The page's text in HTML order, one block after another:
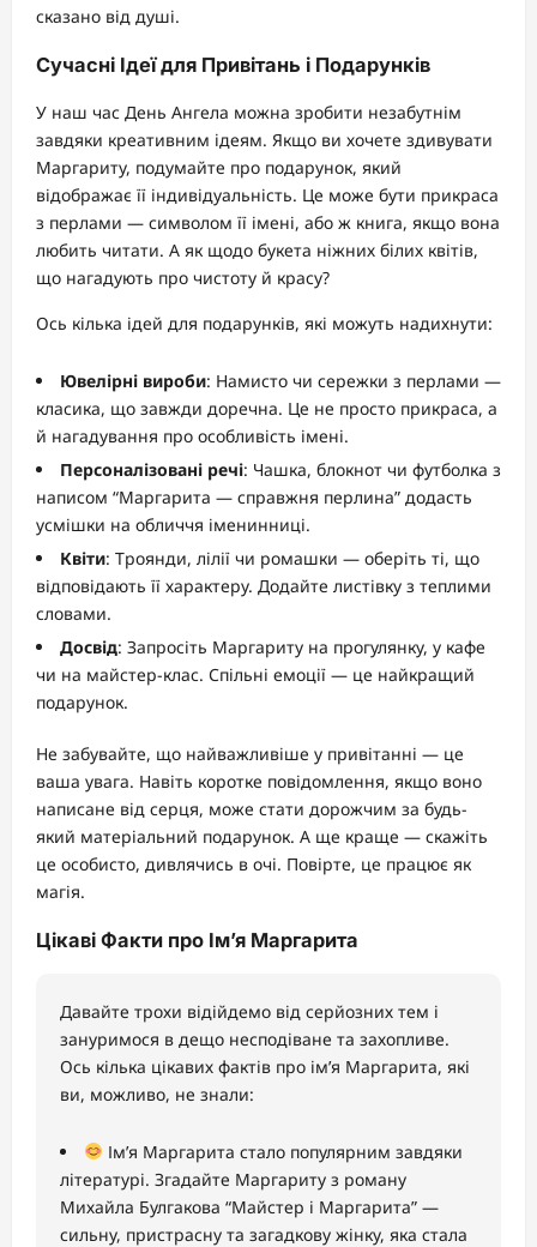
сказано від душі.
Сучасні Ідеї для Привітань і Подарунків
У наш час День Ангела можна зробити незабутнім
завдяки креативним ідеям. Якщо ви хочете здивувати
Маргариту, подумайте про подарунок, який
відображає її індивідуальність. Це може бути прикраса
з перлами — символом її імені, або ж книга, якщо вона
любить читати. А як щодо букета ніжних білих квітів,
що нагадують про чистоту й красу?
Ось кілька ідей для подарунків, які можуть надихнути:
Ювелірні вироби: Намисто чи сережки з перлами —
класика, що завжди доречна. Це не просто прикраса, а
й нагадування про особливість імені.
Персоналізовані речі: Чашка, блокнот чи футболка з
написом “Маргарита — справжня перлина” додасть
усмішки на обличчя іменинниці.
Квіти: Троянди, лілії чи ромашки — оберіть ті, що
відповідають її характеру. Додайте листівку з теплими
словами.
Досвід: Запросіть Маргариту на прогулянку, у кафе
чи на майстер-клас. Спільні емоції — це найкращий
подарунок.
Не забувайте, що найважливіше у привітанні — це
ваша увага. Навіть коротке повідомлення, якщо воно
написане від серця, може стати дорожчим за будь-
який матеріальний подарунок. А ще краще — скажіть
це особисто, дивлячись в очі. Повірте, це працює як
магія.
Цікаві Факти про Ім’я Маргарита
Давайте трохи відійдемо від серйозних тем і
зануримося в дещо несподіване та захопливе.
Ось кілька цікавих фактів про ім’я Маргарита, які
ви, можливо, не знали:
Ім’я Маргарита стало популярним завдяки
літературі. Згадайте Маргариту з роману
Михайла Булгакова “Майстер і Маргарита” —
сильну, пристрасну та загадкову жінку, яка стала